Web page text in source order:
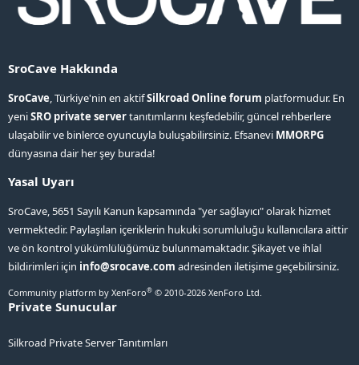
SroCave Hakkında
SroCave, Türkiye'nin en aktifSilkroad Online forum platformudur. En
yeniSRO private servertanıtımlarını keşfedebilir, güncel rehberlere
ulaşabilir ve binlerce oyuncuyla buluşabilirsiniz. Efsanevi MMORPG
dünyasına dair her şey burada!
Yasal Uyarı
SroCave, 5651 Sayılı Kanun kapsamında "yer sağlayıcı" olarak hizmet
vermektedir. Paylaşılan içeriklerin hukuki sorumluluğu kullanıcılara aittir
ve ön kontrol yükümlülüğümüz bulunmamaktadır. Şikayet ve ihlal
bildirimleri için info@srocave.com adresinden iletişime geçebilirsiniz.
Community platform by XenForo® © 2010-2026 XenForo Ltd.
Private Sunucular
Silkroad Private Server Tanıtımları